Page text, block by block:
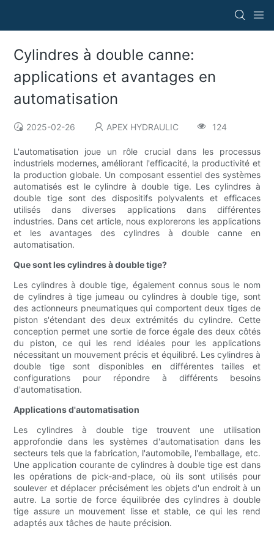
Cylindres à double canne:
applications et avantages en
automatisation
2025-02-26 APEX HYDRAULIC 124
L'automatisation joue un rôle crucial dans les processus
industriels modernes, améliorant l'efficacité, la productivité et
la production globale. Un composant essentiel des systèmes
automatisés est le cylindre à double tige. Les cylindres à
double tige sont des dispositifs polyvalents et efficaces
utilisés dans diverses applications dans différentes
industries. Dans cet article, nous explorerons les applications
et les avantages des cylindres à double canne en
automatisation.
Que sont les cylindres à double tige?
Les cylindres à double tige, également connus sous le nom
de cylindres à tige jumeau ou cylindres à double tige, sont
des actionneurs pneumatiques qui comportent deux tiges de
piston s'étendant des deux extrémités du cylindre. Cette
conception permet une sortie de force égale des deux côtés
du piston, ce qui les rend idéales pour les applications
nécessitant un mouvement précis et équilibré. Les cylindres à
double tige sont disponibles en différentes tailles et
configurations pour répondre à différents besoins
d'automatisation.
Applications d'automatisation
Les cylindres à double tige trouvent une utilisation
approfondie dans les systèmes d'automatisation dans les
secteurs tels que la fabrication, l'automobile, l'emballage, etc.
Une application courante de cylindres à double tige est dans
les opérations de pick-and-place, où ils sont utilisés pour
soulever et déplacer précisément les objets d'un endroit à un
autre. La sortie de force équilibrée des cylindres à double
tige assure un mouvement lisse et stable, ce qui les rend
adaptés aux tâches de haute précision.